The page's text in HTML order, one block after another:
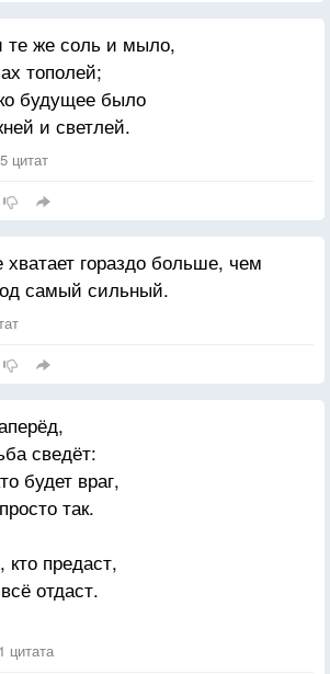
же соль и мыло,
тополей;
будущее было
и светлей.
цитат
гораздо больше, чем
самый сильный.
сведёт:
будет враг,
так.
кто предаст,
отдаст.
слов,
и кров.
цитата